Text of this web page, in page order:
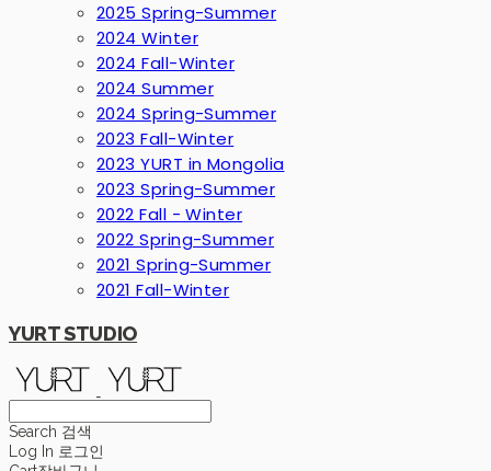
2025 Spring-Summer
2024 Winter
2024 Fall-Winter
2024 Summer
2024 Spring-Summer
2023 Fall-Winter
2023 YURT in Mongolia
2023 Spring-Summer
2022 Fall - Winter
2022 Spring-Summer
2021 Spring-Summer
2021 Fall-Winter
YURT STUDIO
Search 검색
Log In 로그인